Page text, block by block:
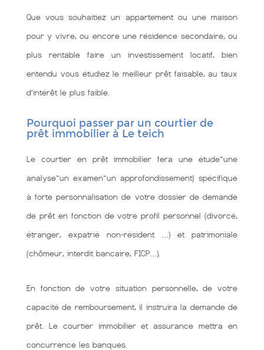
Que vous souhaitiez un appartement ou une maison
pour y vivre, ou encore une résidence secondaire, ou
plus rentable faire un investissement locatif, bien
entendu vous étudiez le meilleur prêt faisable, au taux
d’intérêt le plus faible.
Pourquoi passer par un courtier de
prêt immobilier à Le teich
Le courtier en prêt immobilier fera une étude~une
analyse~un examen~un approfondissement} spécifique
à forte personnalisation de votre dossier de demande
de prêt en fonction de votre profil personnel (divorcé,
étranger, expatrié non-résident …) et patrimoniale
(chômeur, interdit bancaire, FICP…).
En fonction de votre situation personnelle, de votre
capacité de remboursement, il instruira la demande de
prêt. Le courtier immobilier et assurance mettra en
concurrence les banques.